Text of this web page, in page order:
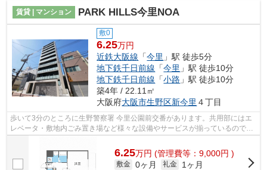
賃貸 | マンション PARK HILLS今里NOA
敷0
6.25万円
近鉄大阪線 「今里 」駅 徒歩5分
地下鉄千日前線 「今里 」駅 徒歩10分
地下鉄千日前線 「小路 」駅 徒歩10分
築4年 / 22.11㎡
大阪府大阪市生野区新今里 ４丁目
歩いて3分のところに生野警察署 今里公園前交番があります。共用部にはエ
レベータ・敷地内ごみ置き場など様々な設備やサービスが揃っているので便
6.25万円 (管理費等：9,000円 )
敷金 0ヶ月 礼金
1ヶ月